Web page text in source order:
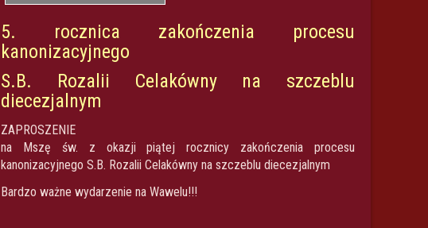
5. rocznica zakończenia procesu
kanonizacyjnego
S.B. Rozalii Celakówny na szczeblu
diecezjalnym
ZAPROSZENIE
na Mszę św. z okazji piątej rocznicy zakończenia procesu
kanonizacyjnego S.B. Rozalii Celakówny na szczeblu diecezjalnym
Bardzo ważne wydarzenie na Wawelu!!!